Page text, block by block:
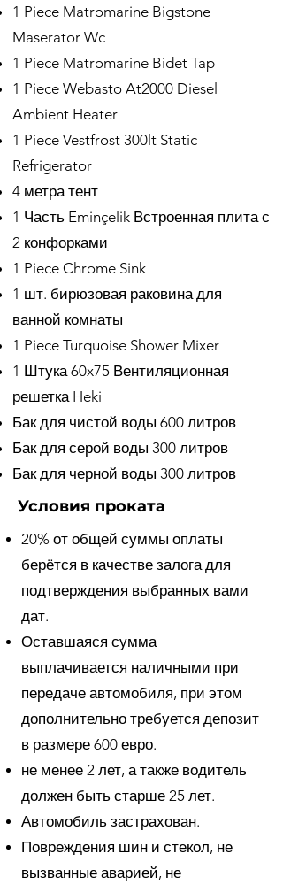
1 Piece Matromarine Bigstone
Maserator Wc
1 Piece Matromarine Bidet Tap
1 Piece Webasto At2000 Diesel
Ambient Heater
1 Piece Vestfrost 300lt Static
Refrigerator
4 метра тент
1 Часть Eminçelik Встроенная плита с
2 конфорками
1 Piece Chrome Sink
1 шт. бирюзовая раковина для
ванной комнаты
1 Piece Turquoise Shower Mixer
1 Штука 60x75 Вентиляционная
решетка Heki
Бак для чистой воды 600 литров
Бак для серой воды 300 литров
Бак для черной воды 300 литров
Условия проката
20% от общей суммы оплаты
берётся в качестве залога для
подтверждения выбранных вами
дат.
Оставшаяся сумма
выплачивается наличными при
передаче автомобиля, при этом
дополнительно требуется депозит
в размере 600 евро.
не менее 2 лет, а также водитель
должен быть старше 25 лет.
Автомобиль застрахован.
Повреждения шин и стекол, не
вызванные аварией, не